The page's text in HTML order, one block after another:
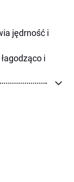
jędrność i
i